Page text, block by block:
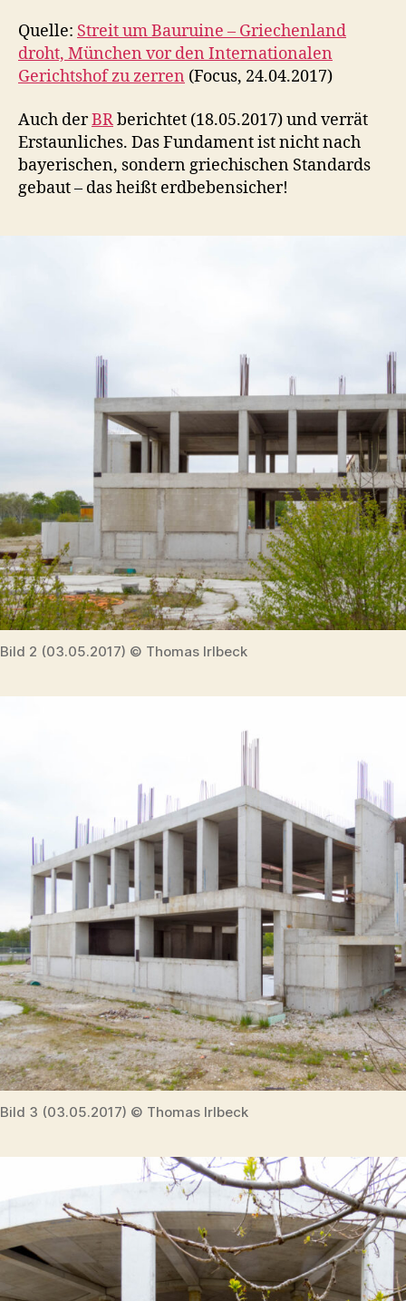
Quelle: Streit um Bauruine – Griechenland
droht, München vor den Internationalen
Gerichtshof zu zerren (Focus, 24.04.2017)
Auch derBRberichtet (18.05.2017) und verrät
Erstaunliches. Das Fundament ist nicht nach
bayerischen, sondern griechischen Standards
gebaut – das heißt erdbebensicher!
Bild 2 (03.05.2017) © Thomas Irlbeck
Bild 3 (03.05.2017) © Thomas Irlbeck